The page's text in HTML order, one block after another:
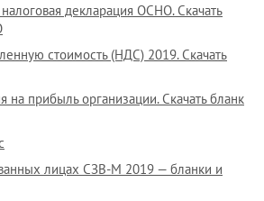
декларация ОСНО. Скачать
стоимость (НДС) 2019. Скачать
на прибыль организации. Скачать бланк
лицах СЗВ-М 2019 — бланки и